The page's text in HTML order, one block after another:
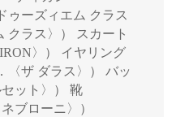
ゥーズィエム クラス
クラス〉） スカート
〉） イヤリング
〈ザ ダラス〉） バッ
ット〉） 靴
ブローニ〉）